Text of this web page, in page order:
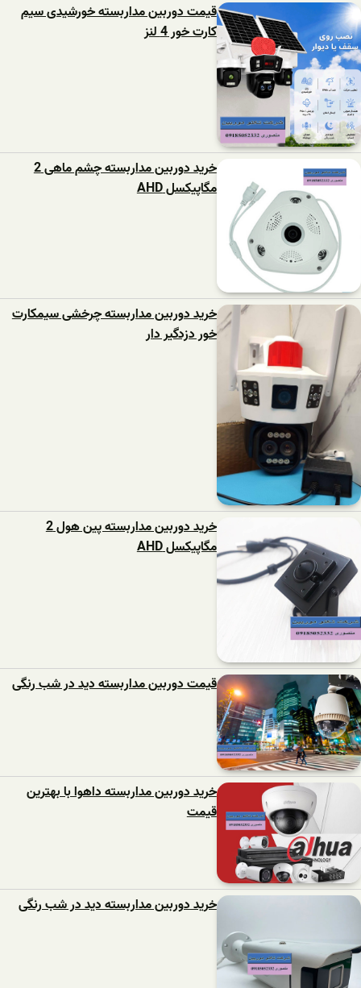
قیمت دوربین مداربسته خورشیدی سیم
کارت خور 4 لنز
خرید دوربین مداربسته چشم ماهی 2
مگاپیکسل AHD
خرید دوربین مداربسته چرخشی سیمکارت
خور دزدگیر دار
خرید دوربین مداربسته پین هول 2
مگاپیکسل AHD
قیمت دوربین مداربسته دید در شب رنگی
خرید دوربین مداربسته داهوا با بهترین
قیمت
خرید دوربین مداربسته دید در شب رنگی